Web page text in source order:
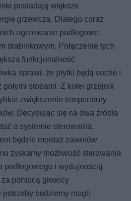
posiadają większe
grzewczą. Dlatego coraz
ogrzewanie podłogowe,
drabinkowym. Połączenie tych
funkcjonalność
sprawi, że płytki będą suche i
stopami. Z kolei grzejnik
zwiększenie temperatury
Decydując się na dwa źródła
o systemie sterowania.
będzie montaż zaworów
zyskamy możliwość sterowania
i wydajnością
pomocą głowicy
będziemy mogli